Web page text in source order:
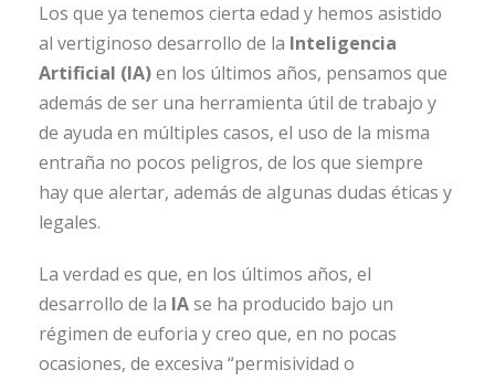
Los que ya tenemos cierta edad y hemos asistido
al vertiginoso desarrollo de la Inteligencia
Artificial (IA)en los últimos años, pensamos que
además de ser una herramienta útil de trabajo y
de ayuda en múltiples casos, el uso de la misma
entraña no pocos peligros, de los que siempre
hay que alertar, además de algunas dudas éticas y
legales.
La verdad es que, en los últimos años, el
desarrollo de la IAse ha producido bajo un
régimen de euforia y creo que, en no pocas
ocasiones, de excesiva “permisividad o